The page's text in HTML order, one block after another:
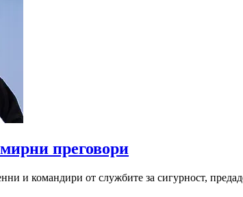
преговори
и командири от службите за сигурност,